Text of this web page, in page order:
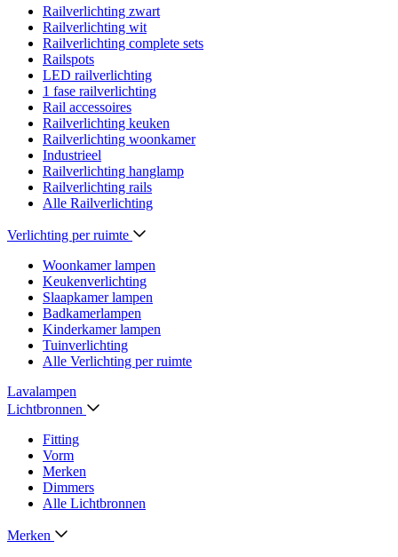
Railverlichting zwart
Railverlichting wit
Railverlichting complete sets
Railspots
LED railverlichting
1 fase railverlichting
Rail accessoires
Railverlichting keuken
Railverlichting woonkamer
Industrieel
Railverlichting hanglamp
Railverlichting rails
Alle Railverlichting
Verlichting per ruimte
Woonkamer lampen
Keukenverlichting
Slaapkamer lampen
Badkamerlampen
Kinderkamer lampen
Tuinverlichting
Alle Verlichting per ruimte
Lavalampen
Lichtbronnen
Fitting
Vorm
Merken
Dimmers
Alle Lichtbronnen
Merken